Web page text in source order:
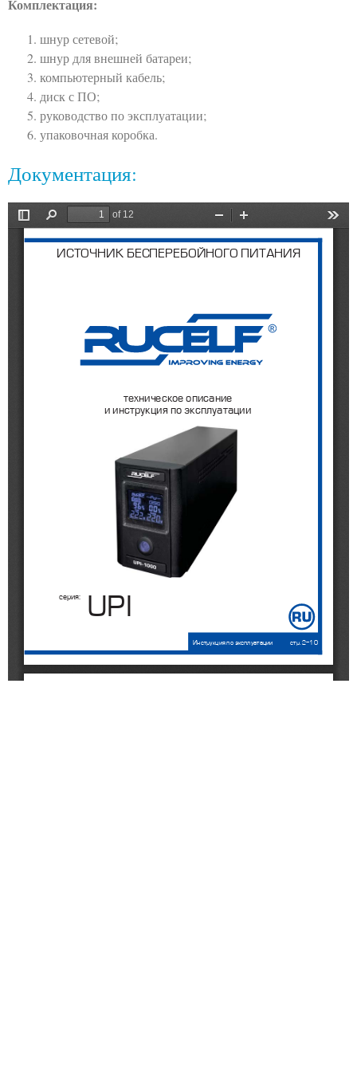
Комплектация:
шнур сетевой;
шнур для внешней батареи;
компьютерный кабель;
диск с ПО;
руководство по эксплуатации;
упаковочная коробка.
Документация: